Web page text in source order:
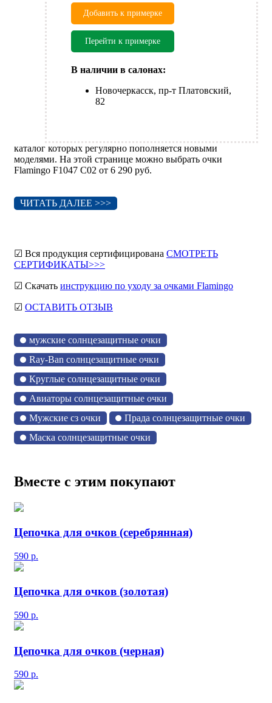
Добавить к примерке
Перейти к примерке
В наличии в салонах:
Новочеркасск, пр-т Платовский,
82
каталог которых регулярно пополняется новыми
моделями. На этой странице можно выбрать очки
Flamingo F1047 C02 от 6 290 руб.
ЧИТАТЬ ДАЛЕЕ >>>
☑ Вся продукция сертифицирована СМОТРЕТЬ
СЕРТИФИКАТЫ>>>
☑ Скачать инструкцию по уходу за очками Flamingo
☑ ОСТАВИТЬ ОТЗЫВ
мужские солнцезащитные очки
Ray-Ban солнцезащитные очки
Круглые солнцезащитные очки
Авиаторы солнцезащитные очки
Мужские сз очки
Прада солнцезащитные очки
Маска солнцезащитные очки
Вместе с этим покупают
Цепочка для очков (серебрянная)
590 р.
Цепочка для очков (золотая)
590 р.
Цепочка для очков (черная)
590 р.